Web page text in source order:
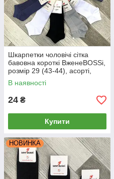
Шкарпетки чоловічі сітка
бавовна короткі ВженеBOSSі,
розмір 29 (43-44), асорті,
012003
В наявності
24 ₴
Купити
НОВИНКА